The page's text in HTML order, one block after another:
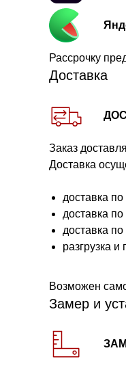
Рассрочку
Доставка
Заказ
Доставка
доставка
доставка
доставка
разгрузка
Возможен
Замер и